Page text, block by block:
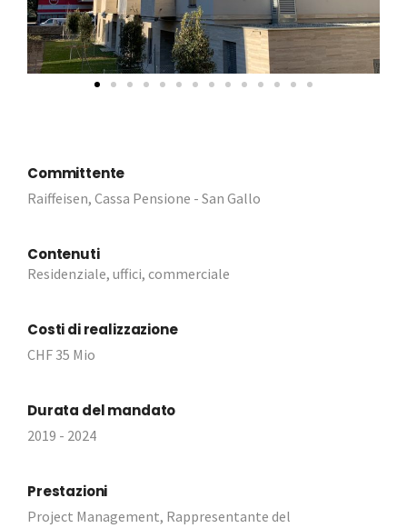
Committente
Raiffeisen, Cassa Pensione - San Gallo
Contenuti
Residenziale, uffici, commerciale
Costi di realizzazione
CHF 35 Mio
Durata del mandato
2019 - 2024
Prestazioni
Project Management, Rappresentante del